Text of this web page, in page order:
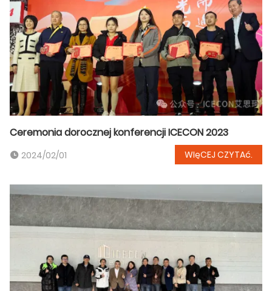
Ceremonia dorocznej konferencji ICECON 2023
2024/02/01 WIęCEJ CZYTAć.